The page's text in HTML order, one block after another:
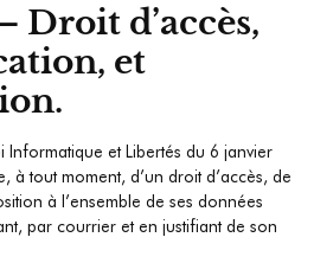
Droit d’accès,
et
et Libertés du 6 janvier
à tout moment, d’un droit d’accès, de
à l’ensemble de ses données
par courrier et en justifiant de son